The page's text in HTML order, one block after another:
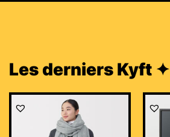
Les derniers Kyft ✦